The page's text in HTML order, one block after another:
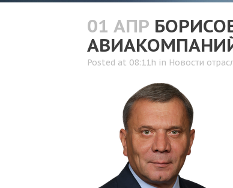
01 АПР
Posted at 08:11h in Новости